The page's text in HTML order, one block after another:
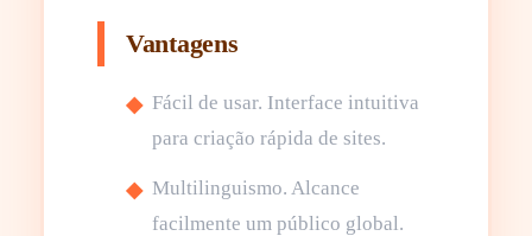
Vantagens
Fácil de usar. Interface intuitiva
para criação rápida de sites.
Multilinguismo. Alcance
facilmente um público global.